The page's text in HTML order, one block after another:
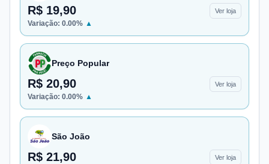
R$ 19,90 Ver loja
Variação: 0.00% ▲
Preço Popular
R$ 20,90 Ver loja
Variação: 0.00% ▲
São João
R$ 21,90 Ver loja